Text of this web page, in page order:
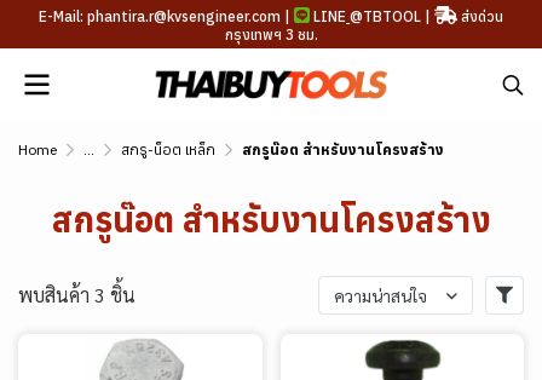
E-Mail: phantira.r@kvsengineer.com | LINE @TBTOOL |
ส่งด่วน
กรุงเทพฯ 3 ชม.
Home ... สกรู-น็อต เหล็ก สกรูน๊อต สำหรับงานโครงสร้าง
สกรูน๊อต สำหรับงานโครงสร้าง
พบสินค้า 3 ชิ้น ความน่าสนใจ